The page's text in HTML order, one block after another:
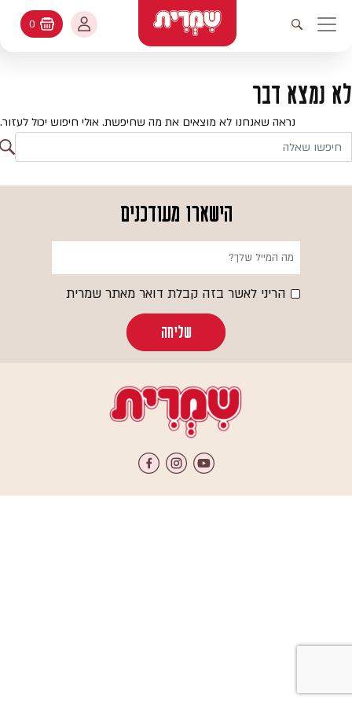
ניווט ראשי
פתיחת חיפוש
עולמות האפיה
מתכונים
קטלוג המוצרים
שאלות ותשובות
החשבון שלי
החשבון שלי
היסטורית הזמנות
עדכן סיסמה
עגלת קניות
0
לא נמצא דבר
נראה שאנחנו לא מוצאים את מה שחיפשת. אולי חיפוש יכול לעזור.
הישארו מעודכנים
הריני לאשר בזה קבלת דואר מאתר שמרית
שליחה